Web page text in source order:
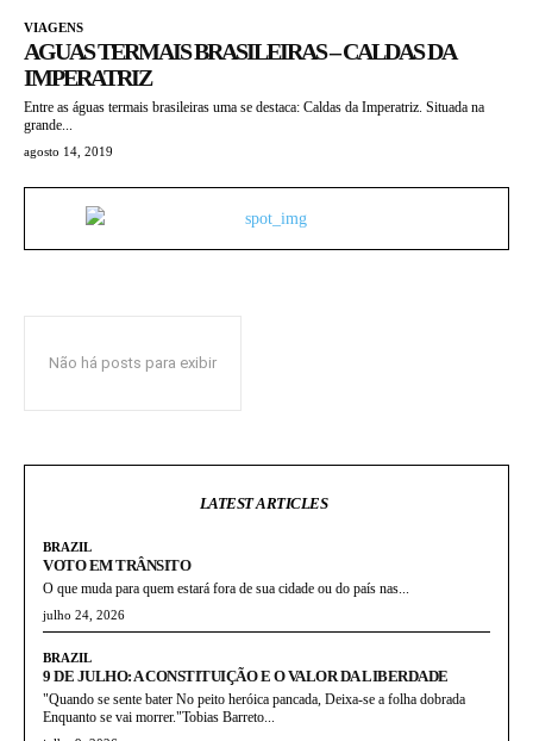
VIAGENS
AGUAS TERMAIS BRASILEIRAS – CALDAS DA
IMPERATRIZ
Entre as águas termais brasileiras uma se destaca: Caldas da Imperatriz. Situada na
grande...
agosto 14, 2019
Não há posts para exibir
LATEST ARTICLES
BRAZIL
VOTO EM TRÂNSITO
O que muda para quem estará fora de sua cidade ou do país nas...
julho 24, 2026
BRAZIL
9 DE JULHO: A CONSTITUIÇÃO E O VALOR DA LIBERDADE
"Quando se sente bater No peito heróica pancada, Deixa-se a folha dobrada
Enquanto se vai morrer."Tobias Barreto...